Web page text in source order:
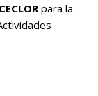
para la